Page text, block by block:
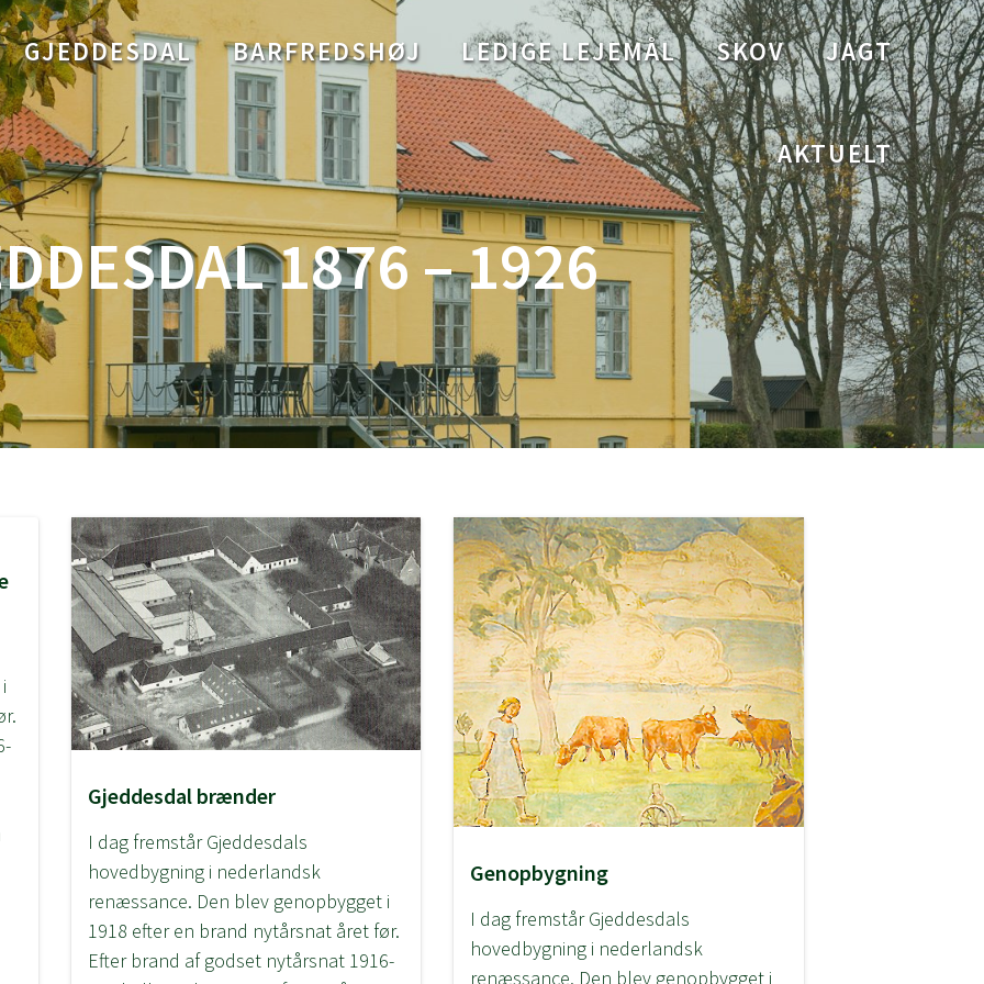
GJEDDESDAL BARFREDSHØJ LEDIGE LEJEMÅL SKOV JAGT
AKTUELT
1876 – 1926
Gjeddesdal brænder
I dag fremstår Gjeddesdals
hovedbygning i nederlandsk
renæssance. Den blev genopbygget i
1918 efter en brand nytårsnat året før.
Efter brand af godset nytårsnat 1916-
Genopbygning
I dag fremstår Gjeddesdals
hovedbygning i nederlandsk
renæssance. Den blev genopbygget i